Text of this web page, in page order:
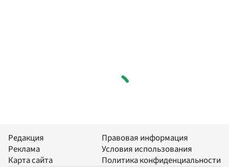
Редакция
Реклама
Карта сайта
Правовая информация
Условия использования
Политика конфиденциальности